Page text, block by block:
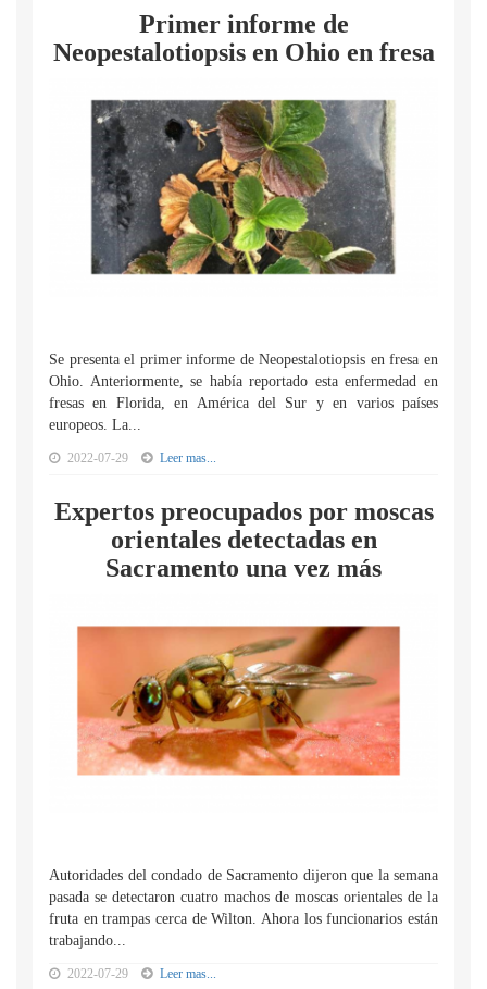
Primer informe de
Neopestalotiopsis en Ohio en fresa
Se presenta el primer informe de Neopestalotiopsis en fresa en
Ohio. Anteriormente, se había reportado esta enfermedad en
fresas en Florida, en América del Sur y en varios países
europeos. La...
2022-07-29 Leer mas...
Expertos preocupados por moscas
orientales detectadas en
Sacramento una vez más
Autoridades del condado de Sacramento dijeron que la semana
pasada se detectaron cuatro machos de moscas orientales de la
fruta en trampas cerca de Wilton. Ahora los funcionarios están
trabajando...
2022-07-29 Leer mas...